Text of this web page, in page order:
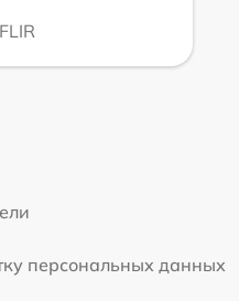
персональных данных